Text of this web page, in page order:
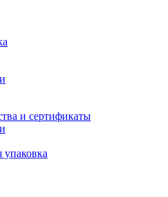
и сертификаты